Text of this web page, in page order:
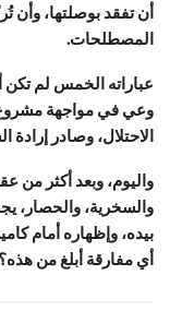
أن تفقد بوصلتها، وأن
المصطلحات.
عباراته الخمس لم تكن
وعي في مواجهة مشروع
الاحتلال، وصادر
واليوم، وبعد أكثر من
والسخرية، والحصار،
بيده، وإظهاره أمام
أي مفارقة أبلغ من هذه؟